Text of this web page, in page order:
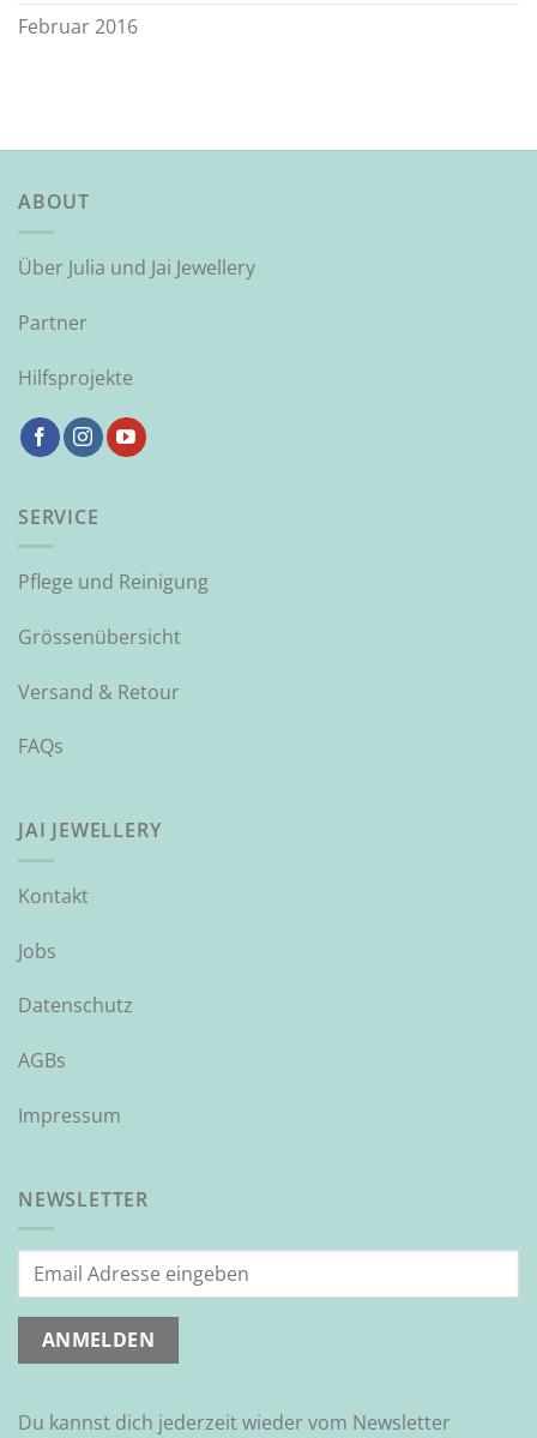
Februar 2016
ABOUT
Über Julia und Jai Jewellery
Partner
Hilfsprojekte
SERVICE
Pflege und Reinigung
Grössenübersicht
Versand & Retour
FAQs
JAI JEWELLERY
Kontakt
Jobs
Datenschutz
AGBs
Impressum
NEWSLETTER
Du kannst dich jederzeit wieder vom Newsletter